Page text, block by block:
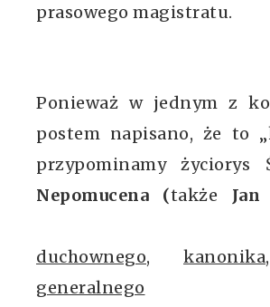
prasowego magistratu.
Ponieważ w jednym z
postem napisano, że to
przypominamy życiorys
Nepomucena (także
duchownego, kanonika
generalnego